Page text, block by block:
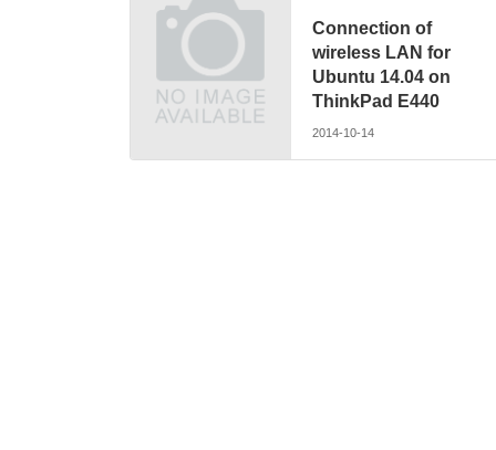
Connection of
wireless LAN for
Ubuntu 14.04 on
ThinkPad E440
2014-10-14